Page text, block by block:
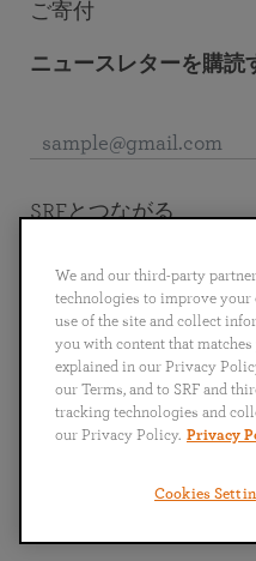
ご寄付
ニュースレターを購読
English Deutsch Español
Português
日本語 ไทย
SRFとつながる
Copyright © 2024 Self-Realization
個人情報保護方針 利用規約
We and our third-party
technologies to improve your
use of the site and collect
you with content that
explained in our Privacy
our Terms, and to SRF and
tracking technologies and
our Privacy Policy. Privacy
Cookies